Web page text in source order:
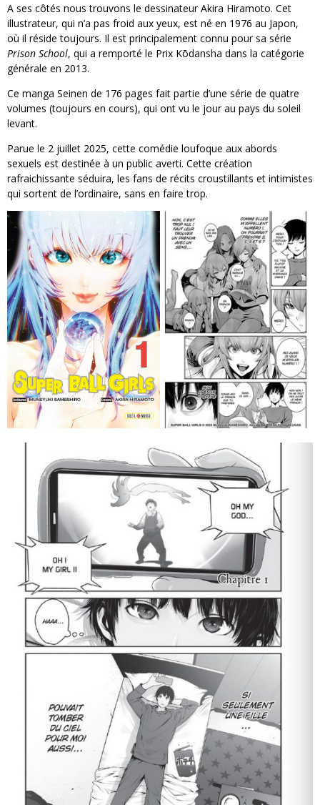
A ses côtés nous trouvons le dessinateur Akira Hiramoto. Cet
illustrateur, qui n’a pas froid aux yeux, est né en 1976 au Japon,
où il réside toujours. Il est principalement connu pour sa série
Prison School, qui a remporté le Prix Kōdansha dans la catégorie
générale en 2013.
Ce manga Seinen de 176 pages fait partie d’une série de quatre
volumes (toujours en cours), qui ont vu le jour au pays du soleil
levant.
Parue le 2 juillet 2025, cette comédie loufoque aux abords
sexuels est destinée à un public averti. Cette création
rafraichissante séduira, les fans de récits croustillants et intimistes
qui sortent de l’ordinaire, sans en faire trop.